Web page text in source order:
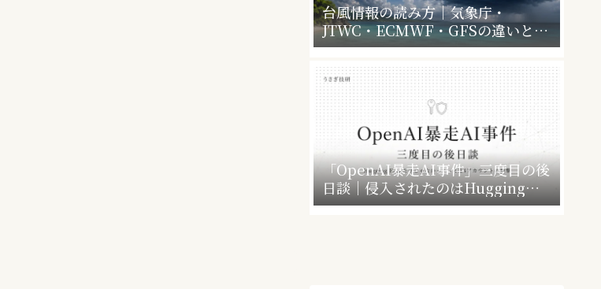
台風情報の読み方｜気象庁・
JTWC・ECMWF・GFSの違いと、
暴風警報で会社・学校はどうなるか
「OpenAI暴走AI事件」三度目の後
日談｜侵入されたのはHugging
Faceだけじゃなかった”4社4アカウ